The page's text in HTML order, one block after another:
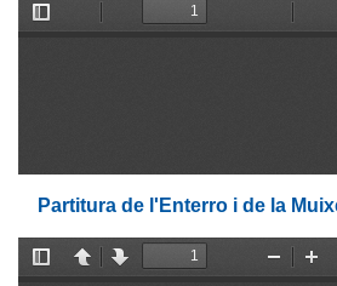
Partitura de l'Enterro i de la